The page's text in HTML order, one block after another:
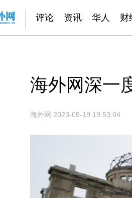
评论 资讯 华人 财
海外网深一
海外网 2023-05-19 19:53:04